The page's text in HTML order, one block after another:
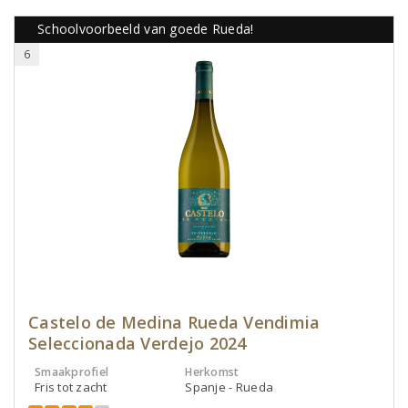
Schoolvoorbeeld van goede Rueda!
6
Castelo de Medina Rueda Vendimia
Seleccionada Verdejo 2024
Smaakprofiel
Fris tot zacht
Herkomst
Spanje - Rueda